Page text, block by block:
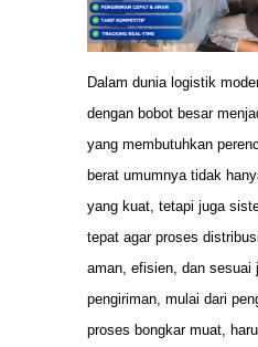
Dalam dunia logistik
dengan bobot besar
yang membutuhkan
berat umumnya tidak
yang kuat, tetapi juga
tepat agar proses
aman, efisien, dan sesuai
pengiriman, mulai dari
proses bongkar muat,